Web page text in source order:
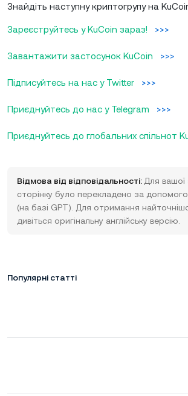
Знайдіть наступну криптогрупу на
Зареєструйтесь у KuCoin зараз! >>>
Завантажити застосунок KuCoin >>>
Підписуйтесь на нас у Twitter >>>
Приєднуйтесь до нас у Telegram >>>
Приєднуйтесь до глобальних спільнот
Відмова від відповідальності: Для вашої
сторінку було перекладено за
(на базі GPT). Для отримання
дивіться оригінальну англійську версію.
Популярні статті